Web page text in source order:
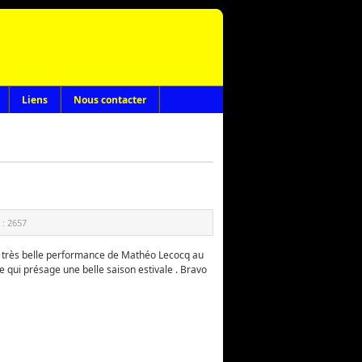
Liens Nous contacter
2657
belle performance de Mathéo Lecocq au
présage une belle saison estivale . Bravo